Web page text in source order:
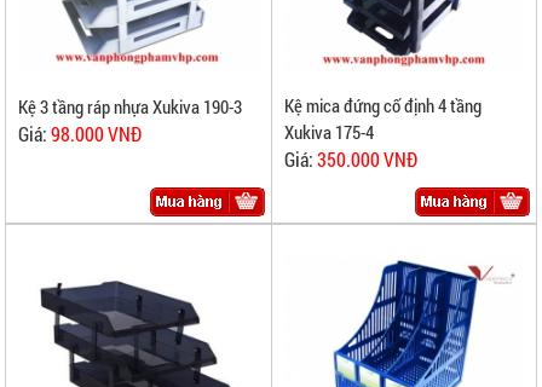
Kệ 3 tầng ráp nhựa Xukiva 190-3
Giá:98.000 VNĐ
Kệ mica đứng cố định 4 tầng
Xukiva 175-4
Giá:350.000 VNĐ